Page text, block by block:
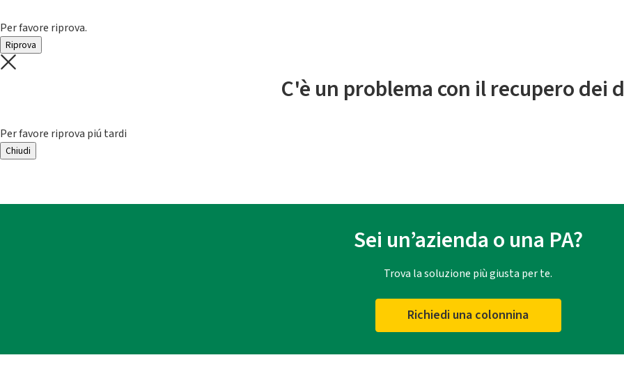
Per favore riprova.
Riprova
C'è un problema con il recupero dei
Per favore riprova piú tardi
Chiudi
Sei un’azienda o una PA?
Trova la soluzione più giusta per te.
Richiedi una colonnina